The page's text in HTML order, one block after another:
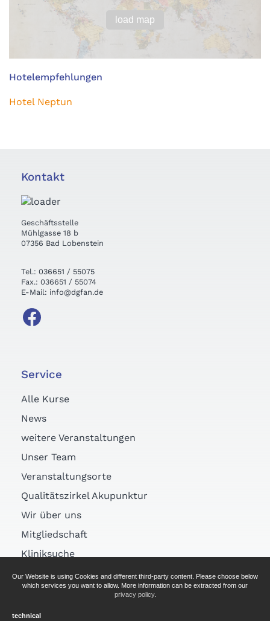
load map
Hotelempfehlungen
Hotel Neptun
Kontakt
Geschäftsstelle
Mühlgasse 18 b
07356 Bad Lobenstein
Tel.: 036651 / 55075
Fax.: 036651 / 55074
E-Mail: info@dgfan.de
Service
Alle Kurse
News
weitere Veranstaltungen
Unser Team
Veranstaltungsorte
Qualitätszirkel Akupunktur
Wir über uns
Mitgliedschaft
Kliniksuche
Links
Arztsuche
Our Website is using Cookies and different third-party content. Please choose below
which services you want to allow. More information can be extracted from our
privacy policy.
technical